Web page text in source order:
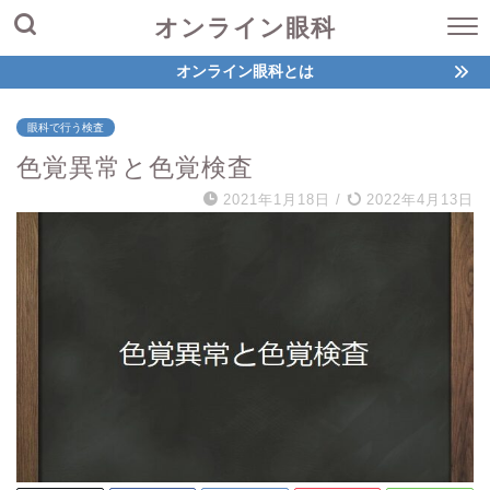
オンライン眼科
オンライン眼科とは
眼科で行う検査
色覚異常と色覚検査
2021年1月18日 / 2022年4月13日